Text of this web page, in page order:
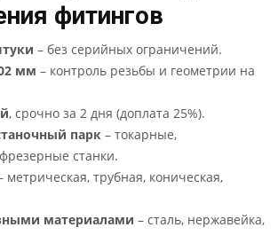
фитингов
– без серийных ограничений.
мм – контроль резьбы и геометрии на
, срочно за 2 дня (доплата 25%).
парк – токарные,
станки.
метрическая, трубная, коническая,
материалами – сталь, нержавейка,